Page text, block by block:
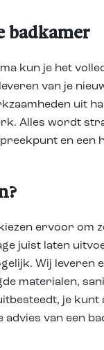
badkamer
kun je het
van je
uit
Alles wordt
en een
ervoor om
juist laten
Wij leveren
materialen,
je kunt
van een